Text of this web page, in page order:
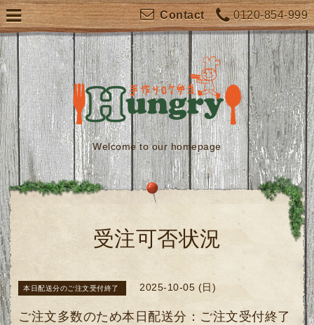
0120-854-999
Contact
Welcome to our homepage
受注可否状況
本日配送分のご注文受付終了 2025-10-05 (日)
ご注文多数のため本日配送分：ご注文受付終了